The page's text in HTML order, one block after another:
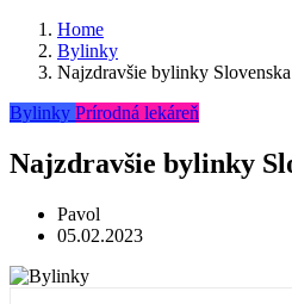
Home
Bylinky
Najzdravšie bylinky Slovenska
Bylinky Prírodná lekáreň
Najzdravšie bylinky
Pavol
05.02.2023